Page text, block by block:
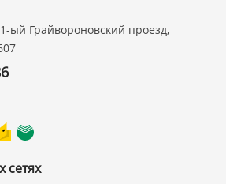
ый Грайвороновский проезд,
сетях